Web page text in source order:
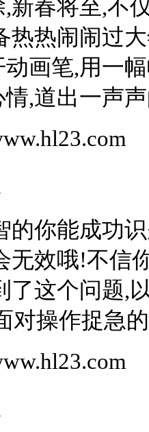
新春将至,不
热热闹闹过
画笔,用一
,道出一声
的你能成功
无效哦!不信
了这个问题,
对操作捉急